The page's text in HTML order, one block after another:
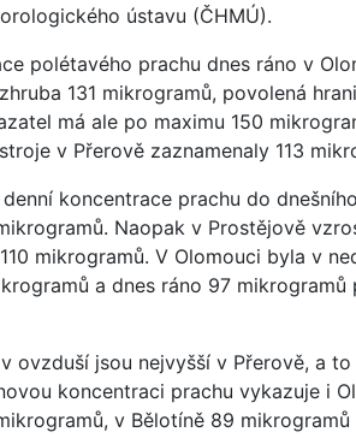
ústavu (ČHMÚ).
polétavého prachu dnes ráno v
131 mikrogramů, povolená
má ale po maximu 150
v Přerově zaznamenaly 113
koncentrace prachu do
Naopak v Prostějově
mikrogramů. V Olomouci byla v
a dnes ráno 97 mikrogramů
ovzduší jsou nejvyšší v Přerově, a
koncentraci prachu vykazuje i
v Bělotíně 89